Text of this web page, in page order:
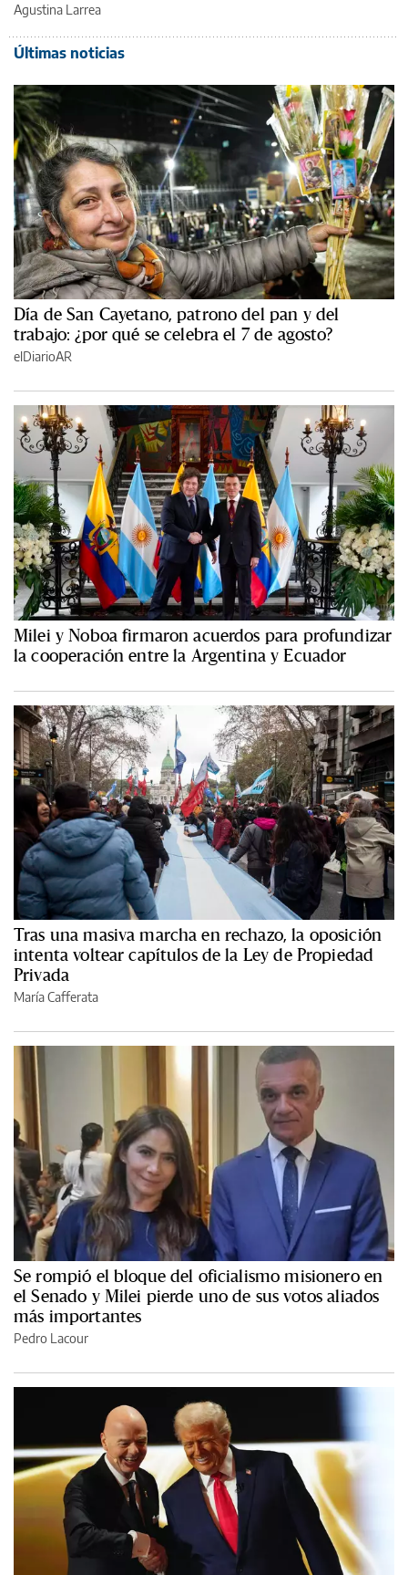
Agustina Larrea
Últimas noticias
Día de San Cayetano, patrono del pan y del
trabajo: ¿por qué se celebra el 7 de agosto?
elDiarioAR
Milei y Noboa firmaron acuerdos para profundizar
la cooperación entre la Argentina y Ecuador
Tras una masiva marcha en rechazo, la oposición
intenta voltear capítulos de la Ley de Propiedad
Privada
María Cafferata
Se rompió el bloque del oficialismo misionero en
el Senado y Milei pierde uno de sus votos aliados
más importantes
Pedro Lacour